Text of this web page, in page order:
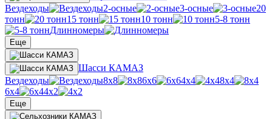
Вездеходы
2-осные 3-осные
20
тонн
15 тонн 10 тонн
5-8 тонн
Длинномеры
Еще
Шасси КАМАЗ
Вездеходы
8х8 6х6 4х4
8х4
6х4
4х2
Еще